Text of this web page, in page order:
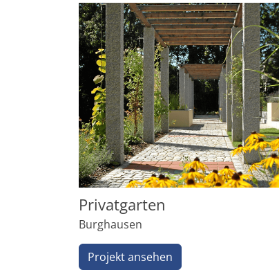
Privatgarten
Burghausen
Projekt ansehen